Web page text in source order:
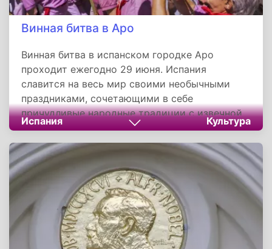
Винная битва в Аро
Винная битва в испанском городке Аро
проходит ежегодно 29 июня. Испания
славится на весь мир своими необычными
праздниками, сочетающими в себе
причудливые народные традиции с извечной
страстью местных жителей к шумным
застольям.
Испания Культура